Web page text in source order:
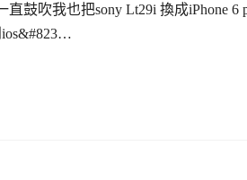
鼓吹我也把sony Lt29i 換成iPhone 6